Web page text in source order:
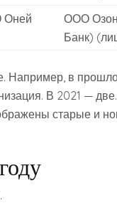
Оней
ООО
Банк)
Например, в
В 2021 —
старые и